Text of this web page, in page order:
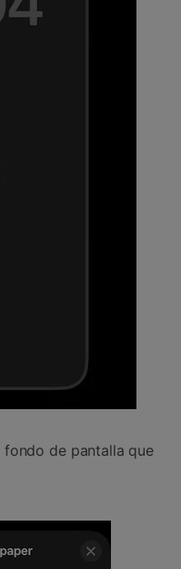
fondo de pantalla que